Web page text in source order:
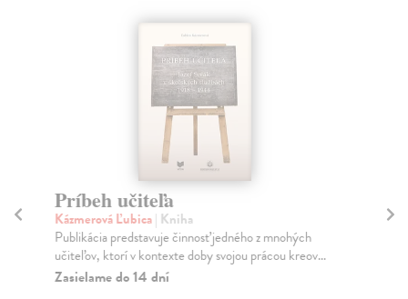
Príbeh učiteľa
Kázmerová Ľubica| Kniha
Publikácia predstavuje činnosť jedného z mnohých
učiteľov, ktorí v kontexte doby svojou prácou kreov...
Zasielame do 14 dní